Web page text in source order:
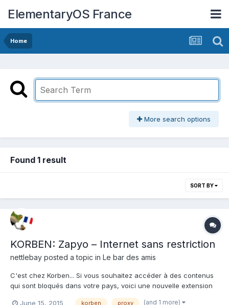
ElementaryOS France
Home
More search options
Found 1 result
SORT BY
KORBEN: Zapyo – Internet sans restriction
nettlebay posted a topic in Le bar des amis
C'est chez Korben... Si vous souhaitez accéder à des contenus
qui sont bloqués dans votre pays, voici une nouvelle extension
June 15, 2015 korben proxy (and 1 more)